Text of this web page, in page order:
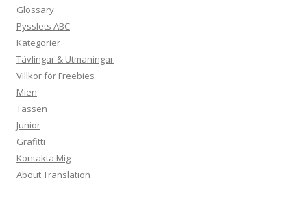
Glossary
Pysslets ABC
Kategorier
Tävlingar & Utmaningar
Villkor för Freebies
Mien
Tassen
Junior
Grafitti
Kontakta Mig
About Translation